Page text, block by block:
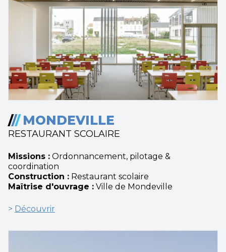
/// MONDEVILLE
RESTAURANT SCOLAIRE
Missions : Ordonnancement, pilotage &
coordination
Construction : Restaurant scolaire
Maîtrise d'ouvrage : Ville de Mondeville
> Découvrir